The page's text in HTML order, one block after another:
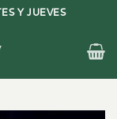
Y JUEVES